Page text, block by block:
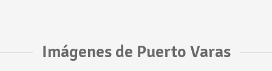
Imágenes de Puerto Varas